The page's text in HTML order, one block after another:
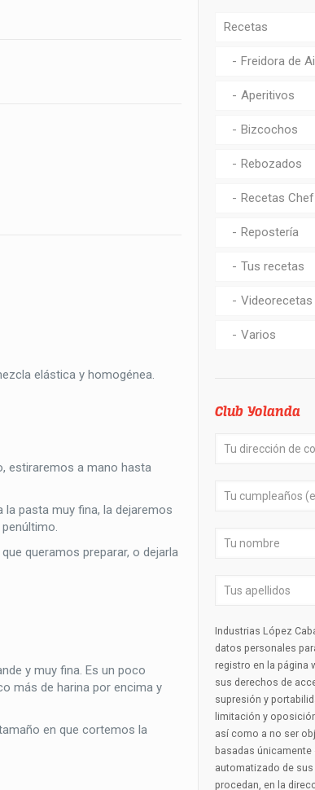
elástica y homogénea.
estiraremos a mano hasta
pasta muy fina, la dejaremos
queramos preparar, o dejarla
y muy fina. Es un poco
más de harina por encima y
en que cortemos la
Recetas
Freidora de
Aperitivos
Bizcochos
Rebozados
Recetas Chef
Repostería
Tus recetas
Videorecetas
Varios
Club Yolanda
Industrias López
datos personales
registro en la página
sus derechos de
supresión y
limitación y
así como a no ser
basadas
automatizado de
procedan, en la